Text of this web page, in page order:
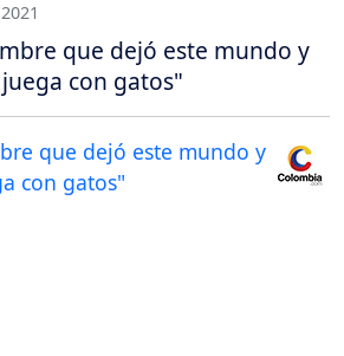
que dejó este mundo y
con gatos"